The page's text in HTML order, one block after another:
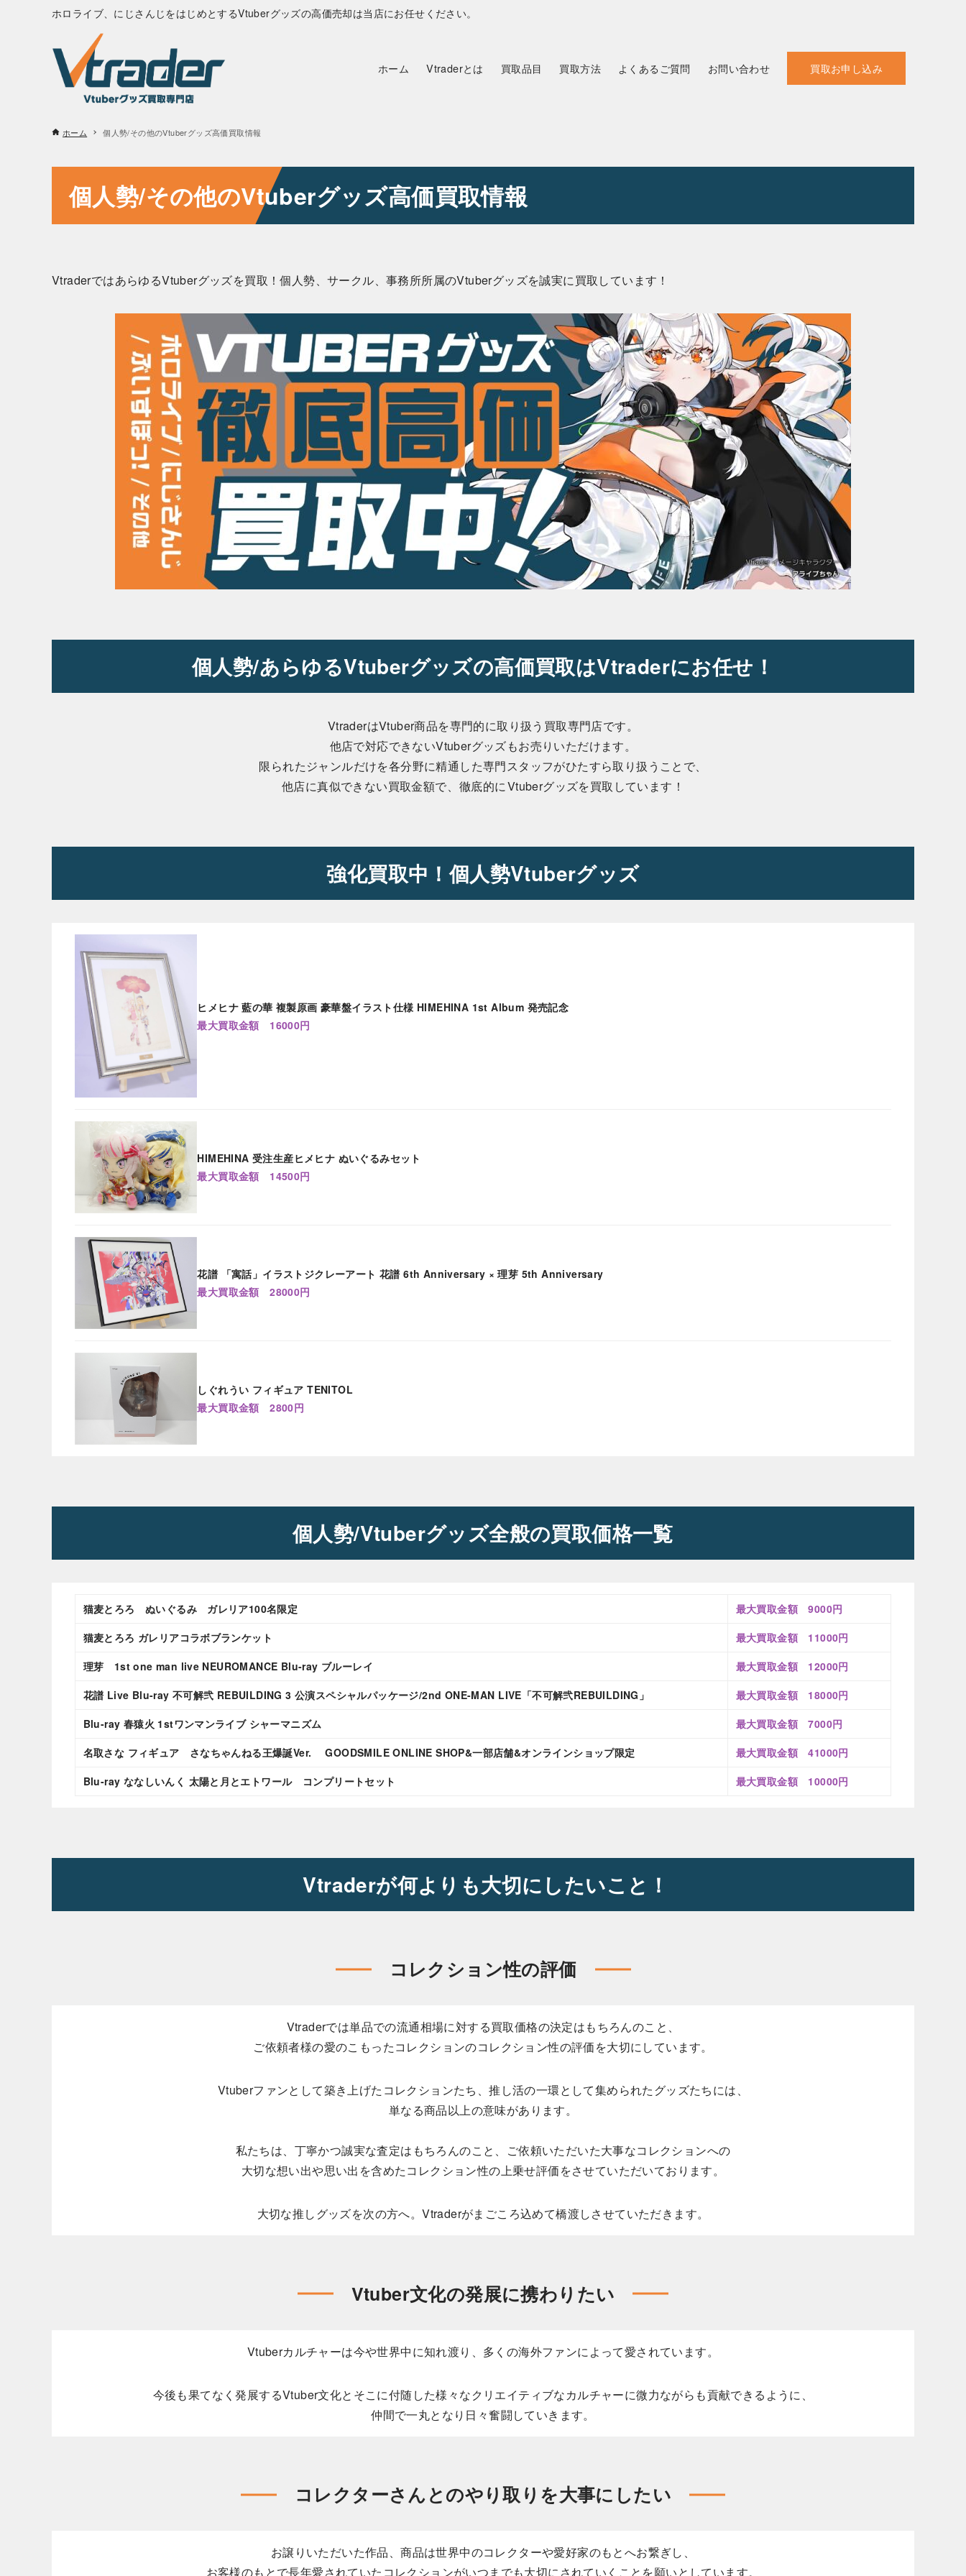
ホロライブ、にじさんじをはじめとするVtuberグッズの高価売却は当店にお任せください。
ホーム Vtraderとは 買取品目 買取方法 よくあるご質問 お問い合わせ 買取お申し込み
ホーム 個人勢/その他のVtuberグッズ高価買取情報
個人勢/その他のVtuberグッズ高価買取情報
VtraderではあらゆるVtuberグッズを買取！個人勢、サークル、事務所所属のVtuberグッズを誠実に買取しています！
個人勢/あらゆるVtuberグッズの高価買取はVtraderにお任せ！
VtraderはVtuber商品を専門的に取り扱う買取専門店です。
他店で対応できないVtuberグッズもお売りいただけます。
限られたジャンルだけを各分野に精通した専門スタッフがひたすら取り扱うことで、
他店に真似できない買取金額で、 徹底的にVtuberグッズを買取しています！
強化買取中！個人勢Vtuberグッズ
ヒメヒナ 藍の華 複製原画 豪華盤イラスト仕様 HIMEHINA 1st Album 発売記念
最大買取金額 16000円
HIMEHINA 受注生産ヒメヒナ ぬいぐるみセット
最大買取金額 14500円
花譜 「寓話」イラストジクレーアート 花譜 6th Anniversary × 理芽 5th Anniversary
最大買取金額 28000円
しぐれうい フィギュア TENITOL
最大買取金額 2800円
個人勢/Vtuberグッズ全般の買取価格一覧
猫麦とろろ ぬいぐるみ ガレリア100名限定
最大買取金額 9000円
猫麦とろろ ガレリアコラボブランケット
最大買取金額 11000円
理芽 1st one man live NEUROMANCE Blu-ray ブルーレイ
最大買取金額 12000円
花譜 Live Blu-ray 不可解弐 REBUILDING 3 公演スペシャルパッケージ/2nd ONE-MAN LIVE「不可解弐REBUILDING」
最大買取金額 18000円
Blu-ray 春猿火 1stワンマンライブ シャーマニズム
最大買取金額 7000円
名取さな フィギュア さなちゃんねる王爆誕Ver.
GOODSMILE ONLINE SHOP&一部店舗&オンラインショップ限定
最大買取金額 41000円
Blu-ray ななしいんく 太陽と月とエトワール
コンプリートセット 最大買取金額 10000円
Vtraderが何よりも大切にしたいこと！
コレクション性の評価
Vtraderでは単品での流通相場に対する買取価格の決定はもちろんのこと、
ご依頼者様の愛のこもったコレクションのコレクション性の評価を大切にしています。
Vtuberファンとして築き上げたコレクションたち、推し活の一環として集められたグッズたちには、
単なる商品以上の意味があります。
私たちは、丁寧かつ誠実な査定はもちろんのこと、ご依頼いただいた大事なコレクションへの
大切な想い出や思い出を含めたコレクション性の上乗せ評価をさせていただいております。
大切な推しグッズを次の方へ。Vtraderがまごころ込めて橋渡しさせていただきます。
Vtuber文化の発展に携わりたい
Vtuberカルチャーは今や世界中に知れ渡り、多くの海外ファンによって愛されています。
今後も果てなく発展するVtuber文化とそこに付随した様々なクリエイティブなカルチャーに微力ながらも貢献できるように、
仲間で一丸となり日々奮闘していきます。
コレクターさんとのやり取りを大事にしたい
お譲りいただいた作品、商品は世界中のコレクターや愛好家のもとへお繋ぎし、
お客様のもとで長年愛されていたコレクションがいつまでも大切にされていくことを願いとしています。